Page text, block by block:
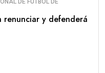
renunciar y defenderá